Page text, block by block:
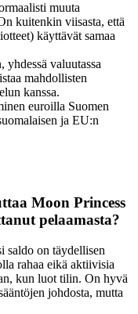
muuta
kuitenkin viisasta, että
käyttävät samaa
yhdessä valuutassa
mahdollisten
kanssa.
euroilla Suomen
ja EU:n
Moon Princess
pelaamasta?
saldo on täydellisen
rahaa eikä aktiivisia
kun luot tilin. On hyvä
johdosta, mutta